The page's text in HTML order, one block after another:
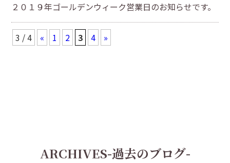
２０１９年ゴールデンウィーク営業日のお知らせです。
3 / 4 « 1 2 3 4 »
ARCHIVES-過去のブログ-